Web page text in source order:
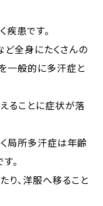
患です。
ど全身にたくさんの
一般的に多汗症と
ることに症状が落
局所多汗症は年齢
。
り、洋服へ移ること